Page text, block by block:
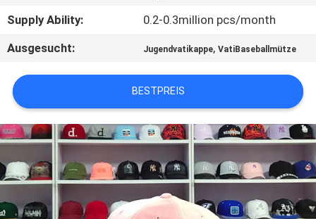
NACHRICHTEN
FÄLLE
SITEMAP
PRIVACY
POLICY
Supply Ability:
0.2-0.3million pcs/month
Ausgesucht:
Jugendvatikappe,VatiBaseballmütze
BESTPREIS